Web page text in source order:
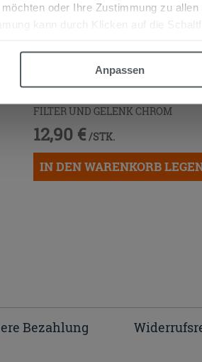
oder Ihre Zustimmung zu
kann durch Klicken auf die
Anpassen
WASSERHAHN ZUR MONTAGE
FILTER UND GELENK CHROM
12,90 € /STK.
IN DEN WARENKORB
Bezahlung